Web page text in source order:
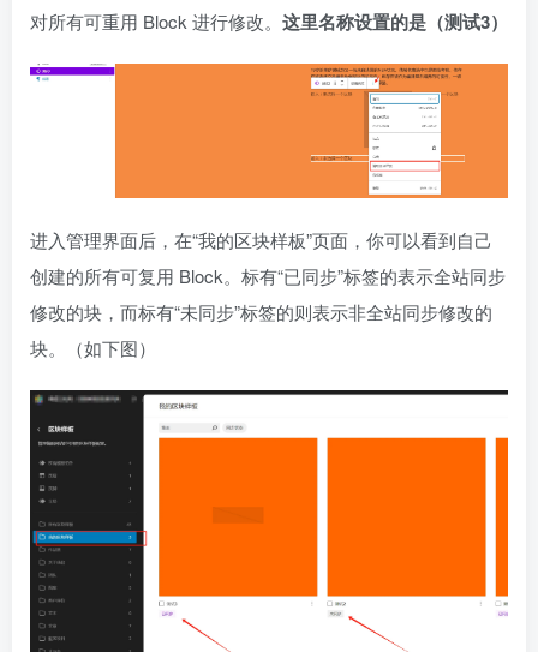
对所有可重用 Block 进行修改。 这里名称设置的是（测试3）
进入管理界面后，在“我的区块样板”页面，你可以看到自己
创建的所有可复用 Block。标有“已同步”标签的表示全站同步
修改的块，而标有“未同步”标签的则表示非全站同步修改的
块。（如下图）